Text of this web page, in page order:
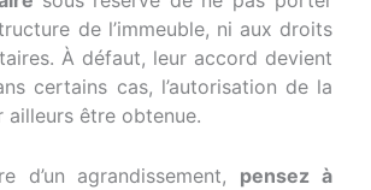
de l’immeuble, ni aux droits
À défaut, leur accord devient
certains cas, l’autorisation de la
ailleurs être obtenue.
d’un agrandissement, pensez à